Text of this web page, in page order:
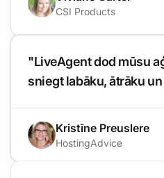
CSI Products
"LiveAgent dod mūsu
sniegt labāku, ātrāku
Kristīne Preuslere
HostingAdvice